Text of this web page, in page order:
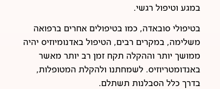
במגע וטיפול רגשי.
בטיפולי סובאדה, כמו בטיפולים אחרים ברפואה
משלימה, במקרים רבים, הטיפול באדנומיוזיס יהיה
ממושך יותר וההקלה תקח זמן רב יותר מאשר
באנדומטריוזיס. לשמחתנו ולהקלת המטופלות,
בדרך כלל הסבלנות תשתלם.